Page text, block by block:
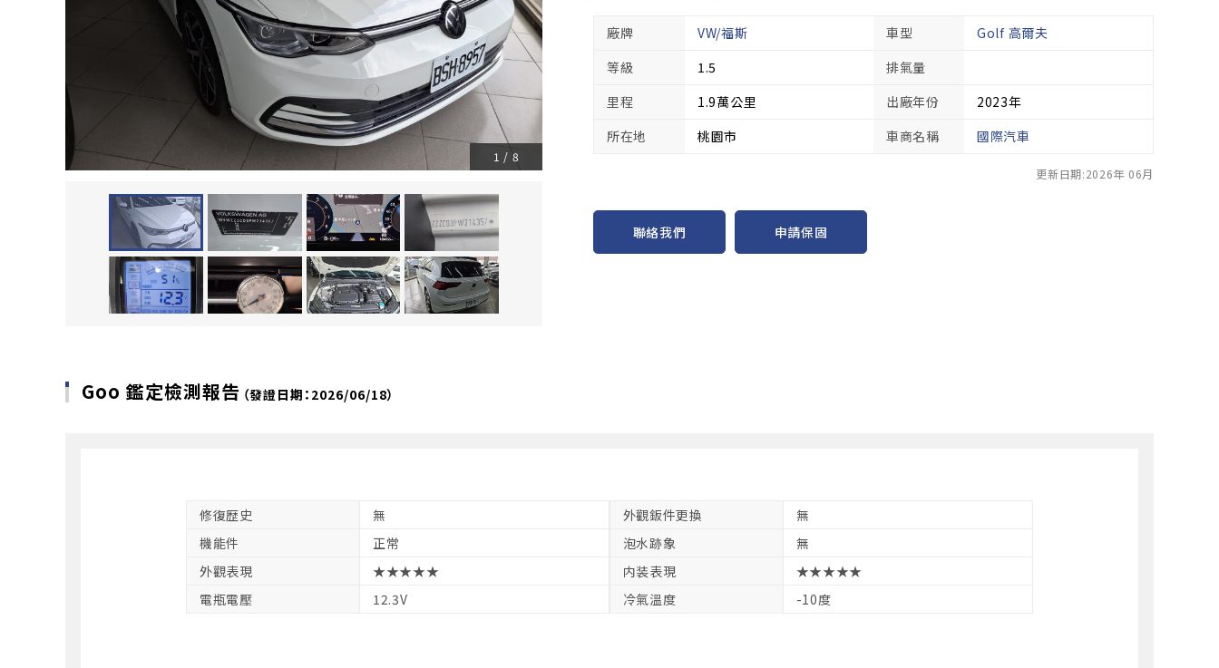
1 / 8
廠牌 VW/福斯 車型
Golf 高爾夫
等級
1.5
排氣量
里程
1.9萬公里 出廠年份
2023年
所在地
桃園市 車商名稱 國際汽車
更新日期:2026年 06月
聯絡我們 申請保固
Goo 鑑定檢測報告 （發證日期：2026/06/18）
修復歴史 無 外觀鈑件更換
無
機能件
正常 泡水跡象
無
外觀表現
★★★★★ 内装表現
★★★★★
電瓶電壓
12.3V 冷氣溫度 -10度